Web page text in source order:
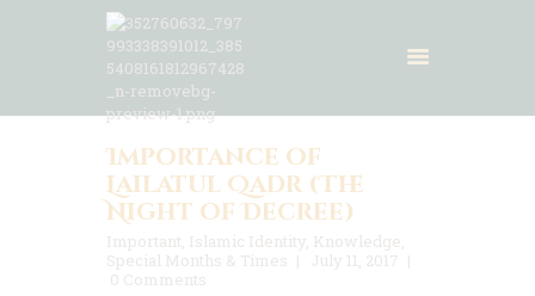
Laman Utama
Haramain
Dokumen
Buletin
Importance of
Lailatul Qadr (The
Night of Decree)
Important, Islamic Identity, Knowledge,
Special Months & Times
July 11, 2017
0 Comments